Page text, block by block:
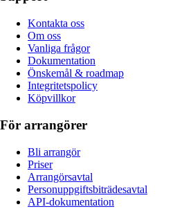
Kontakta oss
Om oss
Vanliga frågor
Dokumentation
Önskemål & roadmap
Integritetspolicy
Köpvillkor
För arrangörer
Bli arrangör
Priser
Arrangörsavtal
Personuppgiftsbiträdesavtal
API-dokumentation